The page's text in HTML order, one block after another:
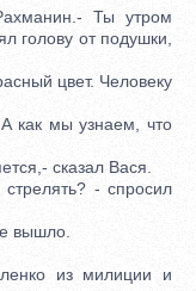
Ты утром
голову от подушки,
цвет. Человеку
как мы узнаем, что
сказал Вася.
- спросил
вышло.
из милиции и